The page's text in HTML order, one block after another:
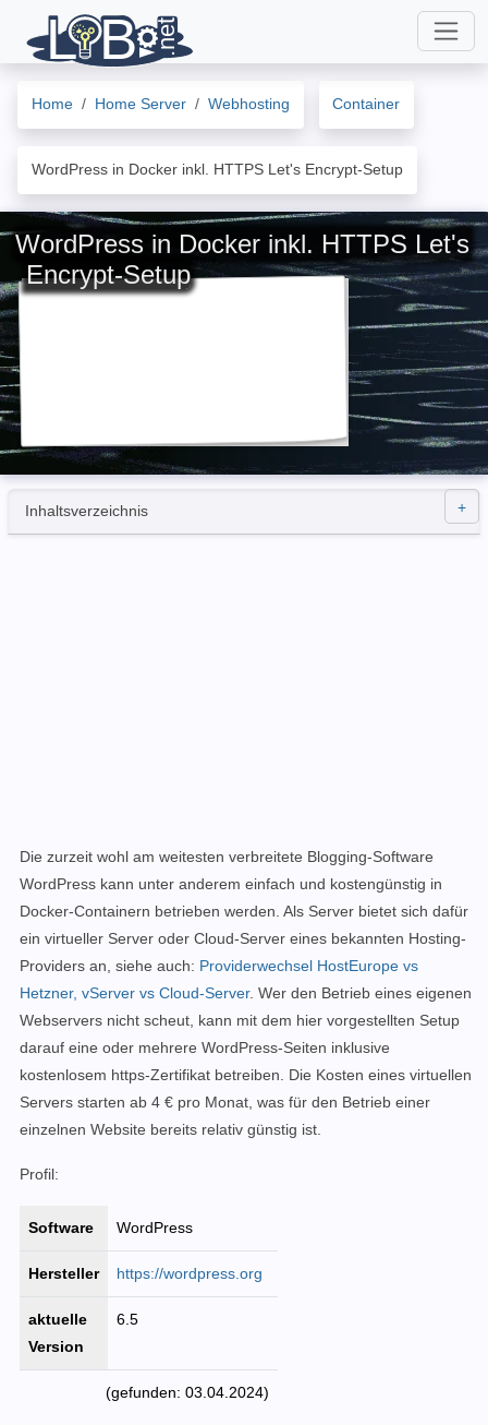
Home Home Server Webhosting Container
WordPress in Docker inkl. HTTPS Let's Encrypt-Setup
WordPress in Docker inkl. HTTPS Let's
Encrypt-Setup
Inhaltsverzeichnis
Die zurzeit wohl am weitesten verbreitete Blogging-Software
WordPress kann unter anderem einfach und kostengünstig in
Docker-Containern betrieben werden. Als Server bietet sich dafür
ein virtueller Server oder Cloud-Server eines bekannten Hosting-
Providers an, siehe auch: Providerwechsel HostEurope vs
Hetzner, vServer vs Cloud-Server. Wer den Betrieb eines eigenen
Webservers nicht scheut, kann mit dem hier vorgestellten Setup
darauf eine oder mehrere WordPress-Seiten inklusive
kostenlosem https-Zertifikat betreiben. Die Kosten eines virtuellen
Servers starten ab 4 € pro Monat, was für den Betrieb einer
einzelnen Website bereits relativ günstig ist.
Profil:
Software WordPress
Hersteller https://wordpress.org
aktuelle
Version
6.5
(gefunden: 03.04.2024)